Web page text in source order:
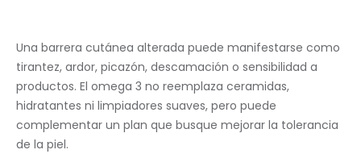
Una barrera cutánea alterada puede manifestarse como
tirantez, ardor, picazón, descamación o sensibilidad a
productos. El omega 3 no reemplaza ceramidas,
hidratantes ni limpiadores suaves, pero puede
complementar un plan que busque mejorar la tolerancia
de la piel.